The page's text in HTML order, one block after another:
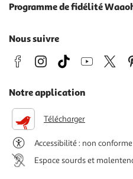
Programme de fidélité
Nous suivre
Notre application
Télécharger
Accessibilité : non conforme
Espace sourds et